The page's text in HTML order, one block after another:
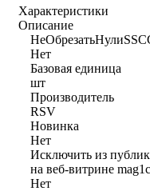
Характеристики
Описание
Нет
Базовая единица
шт
Производитель
RSV
Новинка
Нет
Исключить из
на веб-витрине mag1c
Нет